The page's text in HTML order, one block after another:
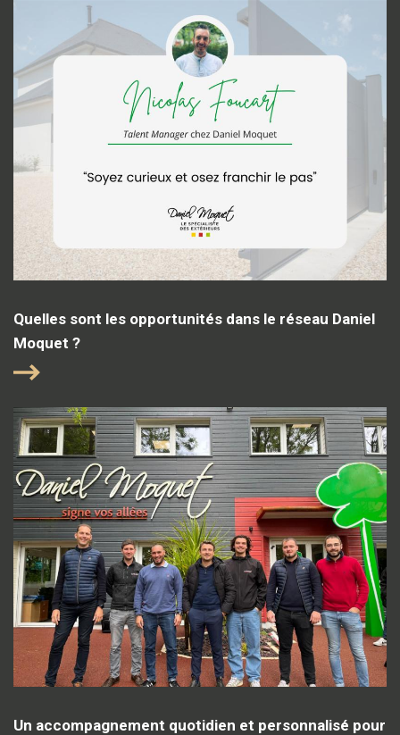
Quelles sont les opportunités dans le réseau Daniel
Moquet ?
Un accompagnement quotidien et personnalisé pour